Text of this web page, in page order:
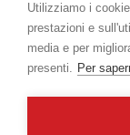
Utilizziamo i
prestazioni e
media e per
presenti. Per